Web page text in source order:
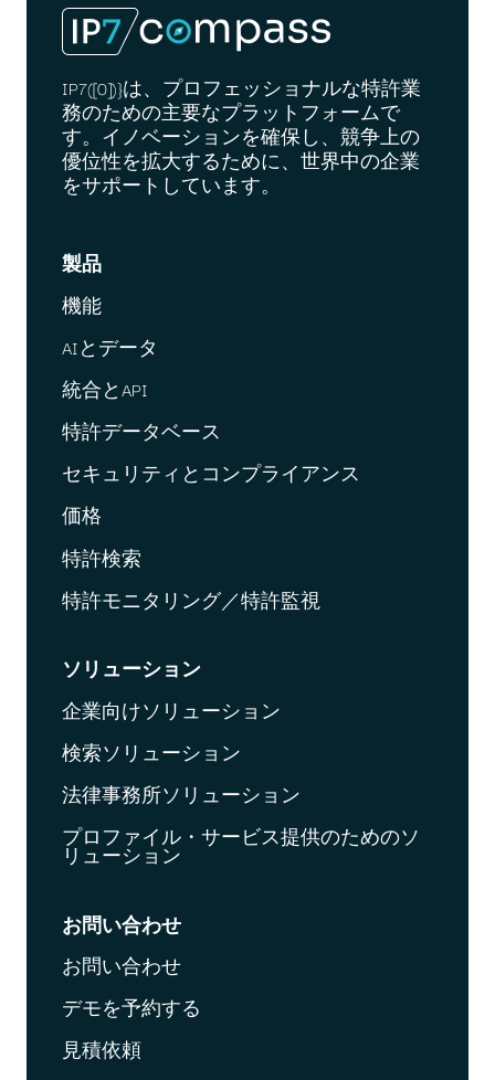
IP7([0])}は、プロフェッショナルな特許業
務のための主要なプラットフォームで
す。イノベーションを確保し、競争上の
優位性を拡大するために、世界中の企業
をサポートしています。
製品
機能
AIとデータ
統合とAPI
特許データベース
セキュリティとコンプライアンス
価格
特許検索
特許モニタリング／特許監視
ソリューション
企業向けソリューション
検索ソリューション
法律事務所ソリューション
プロファイル・サービス提供のためのソ
リューション
お問い合わせ
お問い合わせ
デモを予約する
見積依頼